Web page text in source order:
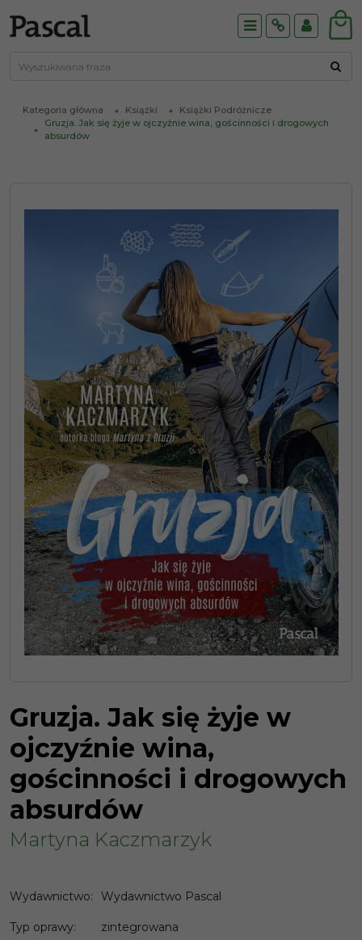
MenuInfoPanel
Kategoria główna Książki
Książki Podróżnicze
Gruzja. Jak się żyje w ojczyźnie wina, gościnności i drogowych
absurdów
Gruzja. Jak się żyje w
ojczyźnie wina,
gościnności i drogowych
absurdów
Martyna Kaczmarzyk
Wydawnictwo: Wydawnictwo Pascal
Typ oprawy: zintegrowana